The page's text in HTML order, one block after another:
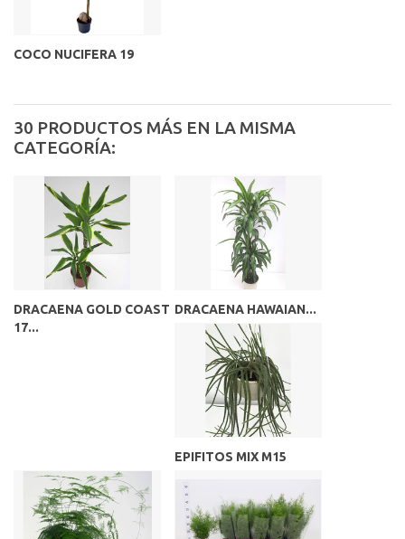
COCO NUCIFERA 19
30 PRODUCTOS MÁS EN LA MISMA
CATEGORÍA:
DRACAENA GOLD COAST
17...
DRACAENA HAWAIAN...
EPIFITOS MIX M15